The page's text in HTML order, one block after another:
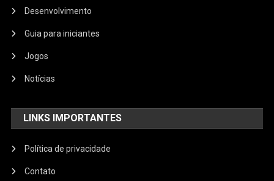
Desenvolvimento
Guia para iniciantes
Jogos
Notícias
LINKS IMPORTANTES
Política de privacidade
Contato